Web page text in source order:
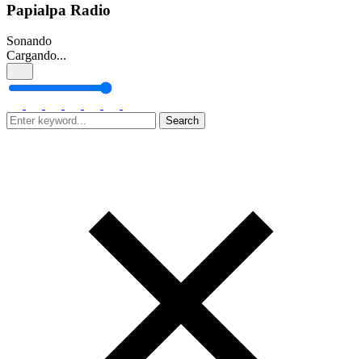
Papialpa Radio
Sonando
Cargando...
Search